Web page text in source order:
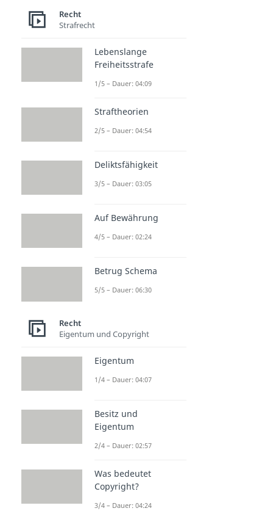
Recht
Strafrecht
Lebenslange
Freiheitsstrafe
1/5 – Dauer: 04:09
Straftheorien
2/5 – Dauer: 04:54
Deliktsfähigkeit
3/5 – Dauer: 03:05
Auf Bewährung
4/5 – Dauer: 02:24
Betrug Schema
5/5 – Dauer: 06:30
Recht
Eigentum und Copyright
Eigentum
1/4 – Dauer: 04:07
Besitz und
Eigentum
2/4 – Dauer: 02:57
Was bedeutet
Copyright?
3/4 – Dauer: 04:24